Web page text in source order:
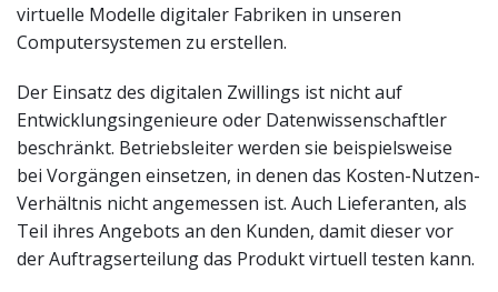
virtuelle Modelle digitaler Fabriken in unseren
Computersystemen zu erstellen.
Der Einsatz des digitalen Zwillings ist nicht auf
Entwicklungsingenieure oder Datenwissenschaftler
beschränkt. Betriebsleiter werden sie beispielsweise
bei Vorgängen einsetzen, in denen das Kosten-Nutzen-
Verhältnis nicht angemessen ist. Auch Lieferanten, als
Teil ihres Angebots an den Kunden, damit dieser vor
der Auftragserteilung das Produkt virtuell testen kann.